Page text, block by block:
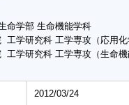
命学部 生命機能学科
工学研究科 工学専攻（応用
工学研究科 工学専攻（生命
2012/03/24